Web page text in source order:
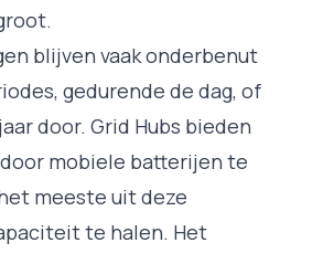
blijven vaak onderbenut
gedurende de dag, of
door. Grid Hubs bieden
mobiele batterijen te
meeste uit deze
te halen. Het